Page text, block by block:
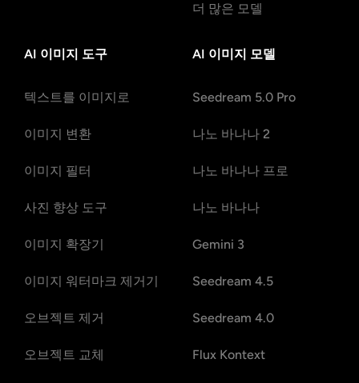
더 많은 모델
AI 이미지 도구
텍스트를 이미지로
이미지 변환
이미지 필터
사진 향상 도구
이미지 확장기
이미지 워터마크 제거기
오브젝트 제거
오브젝트 교체
AI 이미지 모델
Seedream 5.0 Pro
나노 바나나 2
나노 바나나 프로
나노 바나나
Gemini 3
Seedream 4.5
Seedream 4.0
Flux Kontext